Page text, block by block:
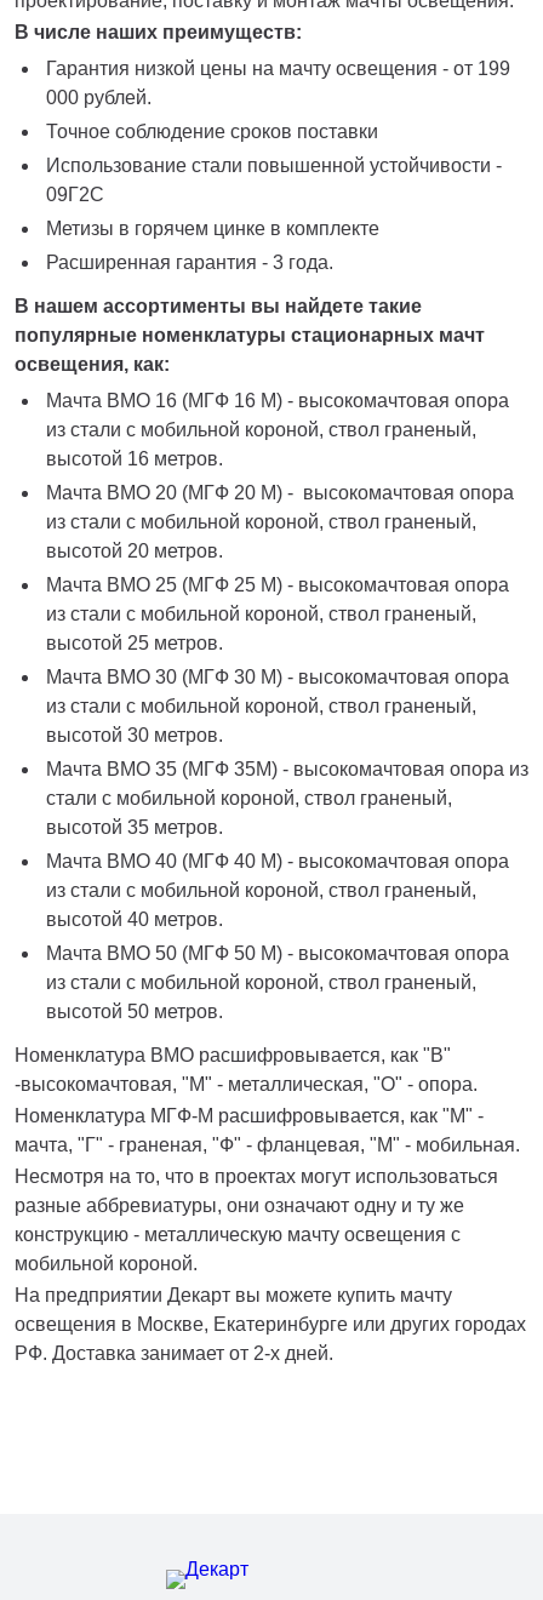
В числе наших преимуществ:
Гарантия низкой цены на мачту освещения - от 199
000 рублей.
Точное соблюдение сроков поставки
Использование стали повышенной устойчивости -
09Г2С
Метизы в горячем цинке в комплекте
Расширенная гарантия - 3 года.
В нашем ассортименты вы найдете такие
популярные номенклатуры стационарных мачт
освещения, как:
Мачта ВМО 16 (МГФ 16 М) - высокомачтовая опора
из стали с мобильной короной, ствол граненый,
высотой 16 метров.
Мачта ВМО 20 (МГФ 20 М) - высокомачтовая опора
из стали с мобильной короной, ствол граненый,
высотой 20 метров.
Мачта ВМО 25 (МГФ 25 М) - высокомачтовая опора
из стали с мобильной короной, ствол граненый,
высотой 25 метров.
Мачта ВМО 30 (МГФ 30 М) - высокомачтовая опора
из стали с мобильной короной, ствол граненый,
высотой 30 метров.
Мачта ВМО 35 (МГФ 35М) - высокомачтовая опора из
стали с мобильной короной, ствол граненый,
высотой 35 метров.
Мачта ВМО 40 (МГФ 40 М) - высокомачтовая опора
из стали с мобильной короной, ствол граненый,
высотой 40 метров.
Мачта ВМО 50 (МГФ 50 М) - высокомачтовая опора
из стали с мобильной короной, ствол граненый,
высотой 50 метров.
Номенклатура ВМО расшифровывается, как "В"
-высокомачтовая, "М" - металлическая, "О" - опора.
Номенклатура МГФ-М расшифровывается, как "М" -
мачта, "Г" - граненая, "Ф" - фланцевая, "М" - мобильная.
Несмотря на то, что в проектах могут использоваться
разные аббревиатуры, они означают одну и ту же
конструкцию - металлическую мачту освещения с
мобильной короной.
На предприятии Декарт вы можете купить мачту
освещения в Москве, Екатеринбурге или других городах
РФ. Доставка занимает от 2-х дней.